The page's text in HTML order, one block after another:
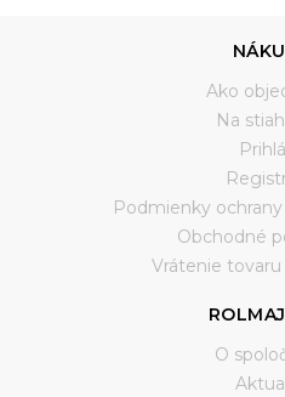
Ako
Na
Podmienky
Obchodné
Vrátenie tovaru
O